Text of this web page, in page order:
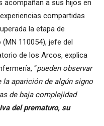
acompañan a sus hijos en
compartidas
la etapa de
(MN 110054), jefe del
de los Arcos, explica
“pueden observar
aparición de algún signo
de baja complejidad
del prematuro, su